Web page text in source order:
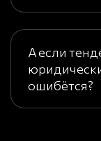
А если
ошибётся?